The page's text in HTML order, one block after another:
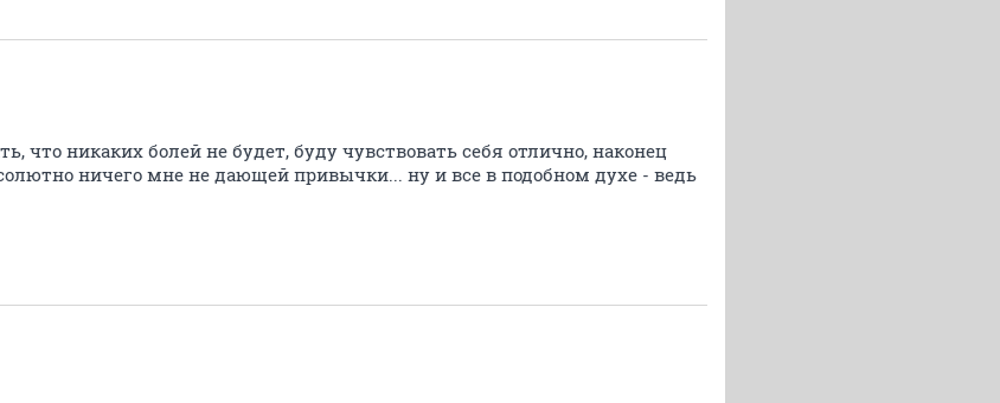
что никаких болей не будет, буду чувствовать себя отлично, наконец
ничего мне не дающей привычки... ну и все в подобном духе - ведь